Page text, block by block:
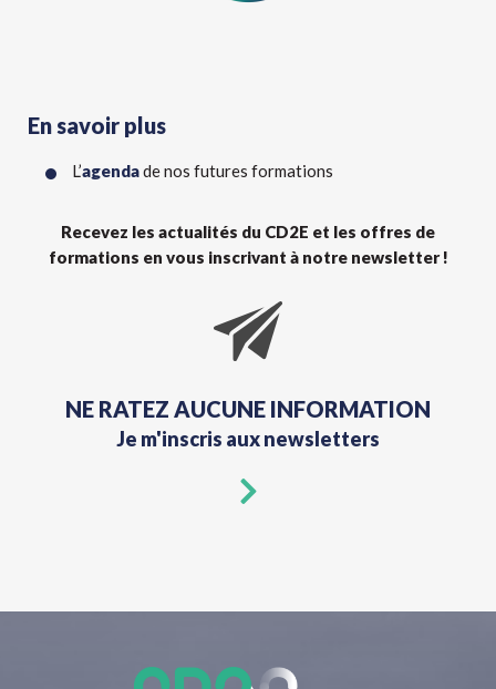
En savoir plus
L’agendade nos futures formations
Recevez les actualités du CD2E et les offres de
formations en vous inscrivant à notre newsletter !
NE RATEZ AUCUNE INFORMATION
Je m'inscris aux newsletters